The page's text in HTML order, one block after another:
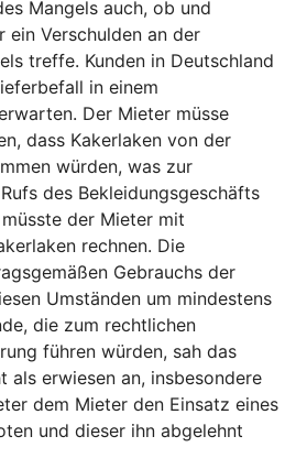
Mangels auch, ob und
ein Verschulden an der
treffe. Kunden in Deutschland
in einem
Der Mieter müsse
dass Kakerlaken von der
würden, was zur
des Bekleidungsgeschäfts
der Mieter mit
rechnen. Die
Gebrauchs der
Umständen um mindestens
die zum rechtlichen
führen würden, sah das
als erwiesen an, insbesondere
dem Mieter den Einsatz eines
und dieser ihn abgelehnt